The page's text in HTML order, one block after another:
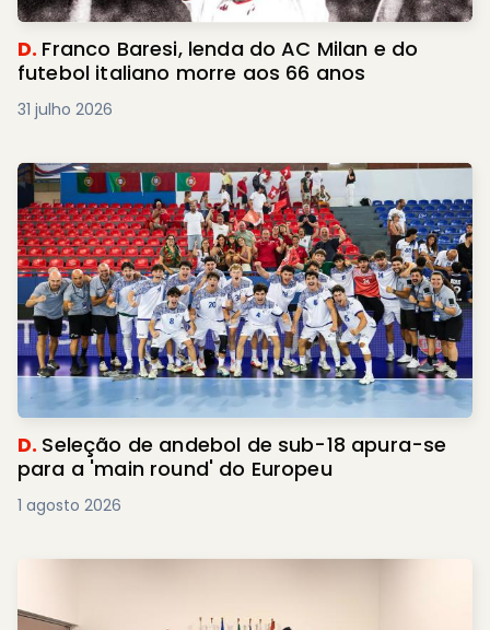
D. Franco Baresi, lenda do AC Milan e do
futebol italiano morre aos 66 anos
31 julho 2026
D. Seleção de andebol de sub-18 apura-se
para a 'main round' do Europeu
1 agosto 2026